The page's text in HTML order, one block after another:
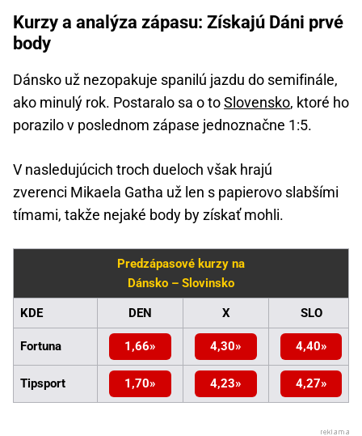
Kurzy a analýza zápasu: Získajú Dáni prvé
body
Dánsko už nezopakuje spanilú jazdu do semifinále,
ako minulý rok. Postaralo sa o toSlovensko, ktoré ho
porazilo v poslednom zápase jednoznačne 1:5.
V nasledujúcich troch dueloch však hrajú
zverenci Mikaela Gatha už len s papierovo slabšími
tímami, takže nejaké body by získať mohli.
Predzápasové kurzy na
Dánsko – Slovinsko
KDE DEN X SLO
Fortuna 1,66 4,30 4,40
Tipsport 1,70 4,23 4,27